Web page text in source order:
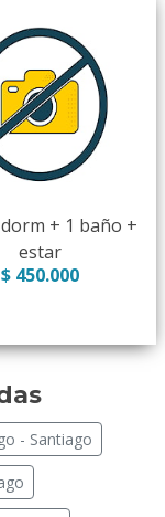
+ 1 baño +
estar
$ 450.000
- Santiago